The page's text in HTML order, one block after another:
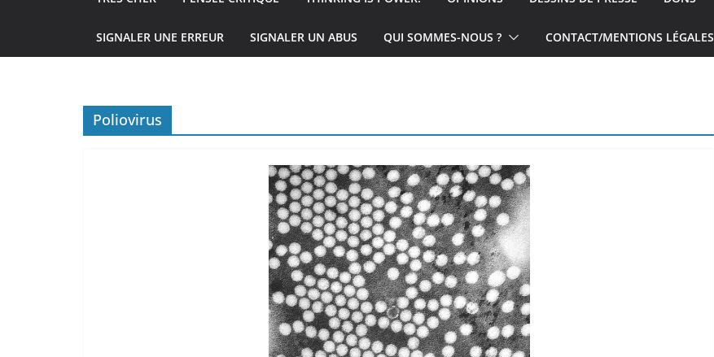
SIGNALER UNE ERREUR SIGNALER UN ABUS QUI SOMMES-NOUS ? CONTACT/MENTIONS LÉGALES
Poliovirus